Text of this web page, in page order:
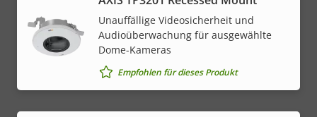
Unauffällige Videosicherheit und
Audioüberwachung für ausgewählte
Dome-Kameras
Empfohlen für dieses Produkt